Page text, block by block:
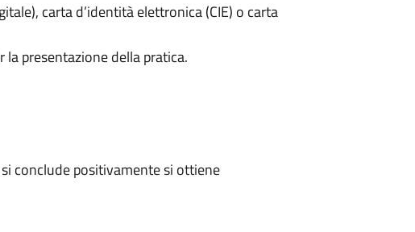
carta d’identità elettronica (CIE) o carta
presentazione della pratica.
conclude positivamente si ottiene